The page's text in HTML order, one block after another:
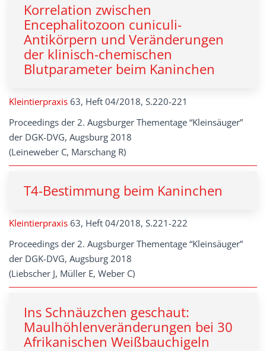
Korrelation zwischen
Encephalitozoon cuniculi-
Antikörpern und Veränderungen
der klinisch-chemischen
Blutparameter beim Kaninchen
Kleintierpraxis 63, Heft 04/2018, S.220-221
Proceedings der 2. Augsburger Thementage “Kleinsäuger”
der DGK-DVG, Augsburg 2018
(Leineweber C, Marschang R)
T4-Bestimmung beim Kaninchen
Kleintierpraxis 63, Heft 04/2018, S.221-222
Proceedings der 2. Augsburger Thementage “Kleinsäuger”
der DGK-DVG, Augsburg 2018
(Liebscher J, Müller E, Weber C)
Ins Schnäuzchen geschaut:
Maulhöhlenveränderungen bei 30
Afrikanischen Weißbauchigeln